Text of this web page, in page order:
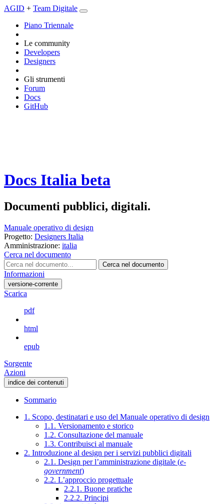
AGID + Team Digitale
Piano Triennale
Le community
Developers
Designers
Gli strumenti
Forum
Docs
GitHub
Docs Italia beta
Documenti pubblici, digitali.
Manuale operativo di design
Progetto: Designers Italia
Amministrazione: italia
Cerca nel documento
Cerca nel documento
Informazioni
versione-corrente
Scarica
pdf
html
epub
Sorgente
Azioni
indice dei contenuti
Sommario
1. Scopo, destinatari e uso del Manuale operativo di design
1.1. Versionamento e storico
1.2. Consultazione del manuale
1.3. Contribuisci al manuale
2. Introduzione al design per i servizi pubblici digitali
2.1. Design per l’amministrazione digitale (e-
government)
2.2. L’approccio progettuale
2.2.1. Buone pratiche
2.2.2. Principi